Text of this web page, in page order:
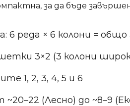
за да бъде
: 6 реда × 6 колони =
3×2 (3 колони
1, 2, 3, 4, 5 и 6
~20–22 (Лесно) до ~8–9